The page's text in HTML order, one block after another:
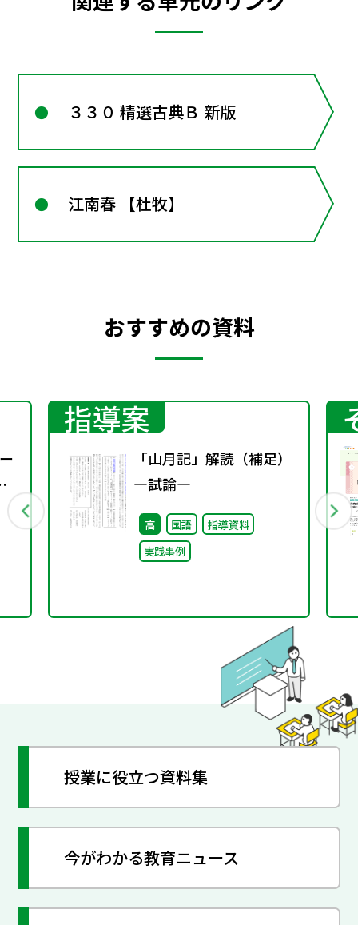
３３０ 精選古典Ｂ 新版
江南春 【杜牧】
おすすめの資料
指導案
「山月記」解読（補足）
―試論―
高 国語
指導資料
実践事例
授業に役立つ資料集
今がわかる教育ニュース